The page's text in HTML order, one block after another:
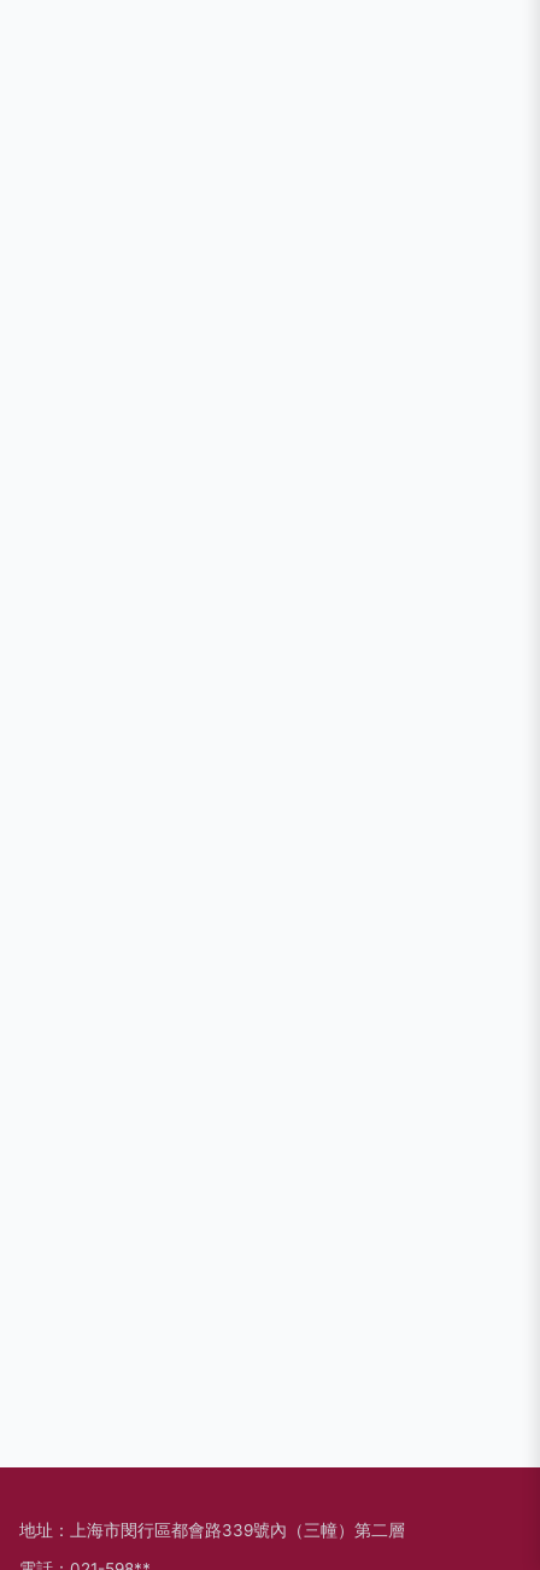
地址：上海市閔行區都會路339號內（三幢）第二層